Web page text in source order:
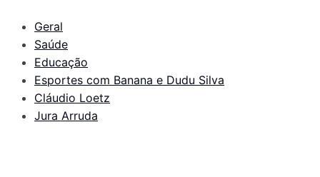
Geral
Saúde
Educação
Esportes com Banana e Dudu Silva
Cláudio Loetz
Jura Arruda